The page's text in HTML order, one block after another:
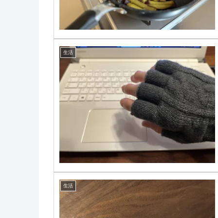
生活
生活